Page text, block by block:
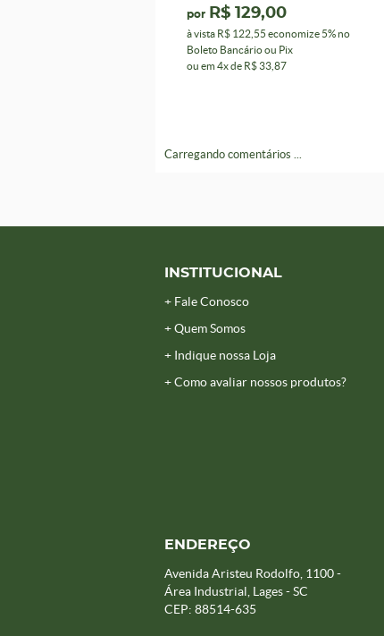
por R$ 129,00
à vista R$ 122,55 economize 5%no
Boleto Bancário ou Pix
ou em 4xde R$ 33,87
Carregando comentários ...
INSTITUCIONAL
Fale Conosco
Quem Somos
Indique nossa Loja
Como avaliar nossos produtos?
ENDEREÇO
Avenida Aristeu Rodolfo, 1100-
Área Industrial, Lages-SC
CEP: 88514-635